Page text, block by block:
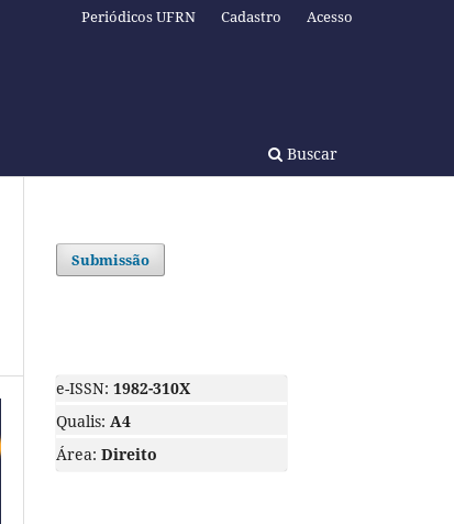
Buscar
Periódicos UFRN Cadastro Acesso
Submissão
e-ISSN: 1982-310X
Qualis: A4
Área: Direito